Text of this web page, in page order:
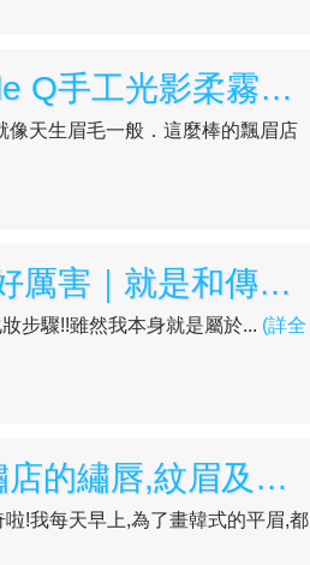
【手工光影柔霧眉】高雄飄眉推薦Double Q手工光影柔霧眉｜紋眉後超級自然～怎麼能不推薦呢？
像天生眉毛一般．這麼棒的飄眉店
【飄霧眉】高雄Double Q老師紋眉功力好厲害｜就是和傳統繡眉不一樣，很滿意的光影柔霧眉分享
步驟!!雖然我本身就是屬於... (詳全
高雄飄眉哪裡好?終於知道Double Q紋繡店的繡唇,紋眉及繡眼線為何那麼推薦了~
!我每天早上,為了畫韓式的平眉,都